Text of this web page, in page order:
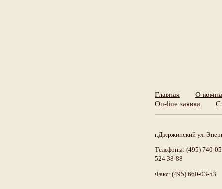
Главная
О
On-line заявка
г.Дзержинский ул.
Телефоны: (495) 740-
524-38-88
Факс: (495) 660-03-53